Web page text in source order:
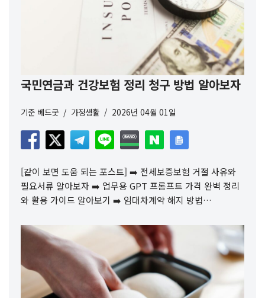
국민연금과 건강보험 정리 청구 방법 알아보자
기준 베드굿 가정생활 2026년 04월 01일
[같이 보면 도움 되는 포스트] ➡️ 전세보증보험 거절 사유와
필요서류 알아보자 ➡️ 업무용 GPT 프롬프트 가격 완벽 정리
와 활용 가이드 알아보기 ➡️ 임대차계약 해지 방법…